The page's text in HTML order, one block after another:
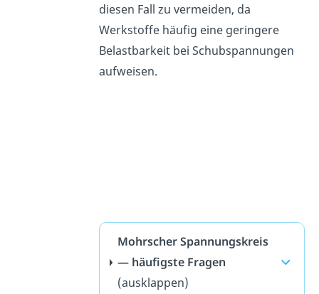
diesen Fall zu vermeiden, da
Werkstoffe häufig eine geringere
Belastbarkeit bei Schubspannungen
aufweisen.
Mohrscher Spannungskreis
— häufigste Fragen
(ausklappen)